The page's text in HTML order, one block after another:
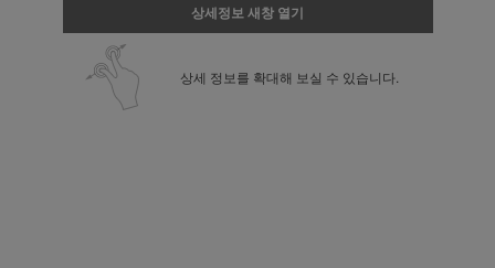
상세정보 새창 열기
상세 정보를 확대해 보실 수 있습니다.